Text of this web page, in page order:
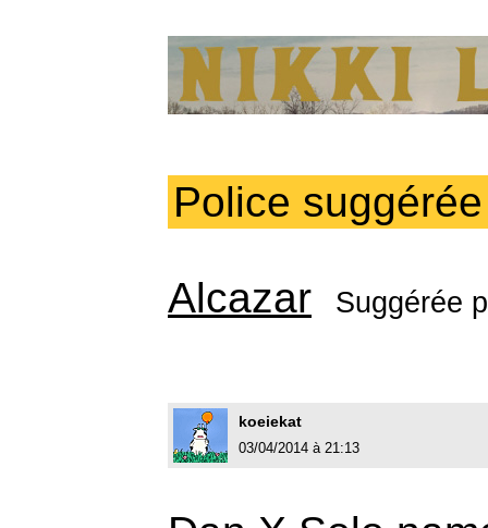
Police suggérée
Alcazar Suggérée
koeiekat
03/04/2014 à 21:13